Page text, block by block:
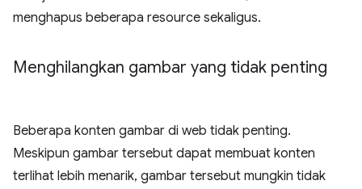
menghapus beberapa resource sekaligus.
Menghilangkan gambar yang tidak penting
Beberapa konten gambar di web tidak penting.
Meskipun gambar tersebut dapat membuat konten
terlihat lebih menarik, gambar tersebut mungkin tidak